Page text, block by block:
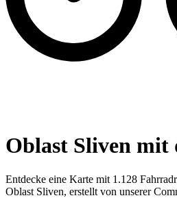
Oblast Sliven mit
Entdecke eine Karte mit 1.128
Oblast Sliven, erstellt von unserer